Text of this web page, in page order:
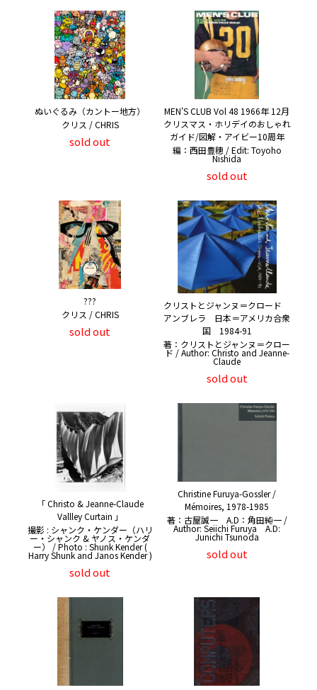
ぬいぐるみ（カントー地方）
クリス / CHRIS
sold out
MEN'S CLUB Vol 48 1966年 12月
クリスマス・ホリデイのおしゃれ
ガイド/図解・アイビー10周年
編：西田豊穂 / Edit: Toyoho
Nishida
sold out
???
クリス / CHRIS
sold out
クリストとジャンヌ＝クロード
アンブレラ 日本＝アメリカ合衆
国 1984-91
著：クリストとジャンヌ＝クロー
ド / Author: Christo and Jeanne-
Claude
sold out
「 Christo & Jeanne-Claude
Vallley Curtain 」
撮影 : シャンク・ケンダー（ハリ
ー・シャンク & ヤノス・ケンダ
ー） / Photo : Shunk Kender (
Harry Shunk and Janos Kender )
sold out
Christine Furuya-Gossler /
Mémoires, 1978-1985
著：古屋誠一 A.D：角田純一 /
Author: Seiichi Furuya A.D:
Junichi Tsunoda
sold out